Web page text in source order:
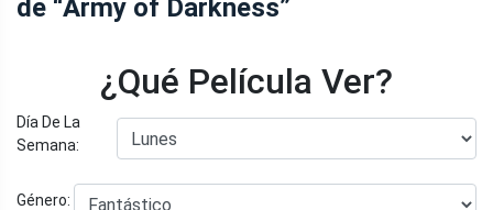
de “Army of Darkness”
¿Qué Película Ver?
Día De La
Semana:
Género: